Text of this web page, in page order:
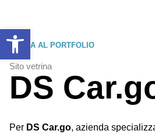
Apri la barra degli strumenti
TORNA AL PORTFOLIO
Sito vetrina
DS
Per DS Car.go, azienda